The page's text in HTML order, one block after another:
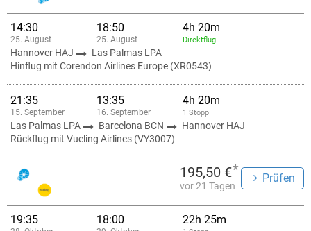
14:30
25. August
18:50
25. August
4h 20m
Direktflug
Hannover HAJ
Las Palmas LPA
Hinflug mit Corendon Airlines Europe (XR0543)
21:35
15. September
13:35
16. September
4h 20m
1 Stopp
Las Palmas LPA Barcelona BCN
Hannover HAJ
Rückflug mit Vueling Airlines (VY3007)
195,50 €*
vor 21 Tagen
Prüfen
19:35 18:00 22h 25m